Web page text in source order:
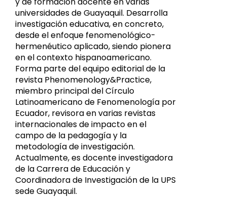
universidades de Guayaquil. Desarrolla
investigación educativa, en concreto,
desde el enfoque fenomenológico-
hermenéutico aplicado, siendo pionera
en el contexto hispanoamericano.
Forma parte del equipo editorial de la
revista Phenomenology&Practice,
miembro principal del Círculo
Latinoamericano de Fenomenología por
Ecuador, revisora en varias revistas
internacionales de impacto en el
campo de la pedagogía y la
metodología de investigación.
Actualmente, es docente investigadora
de la Carrera de Educación y
Coordinadora de Investigación de la UPS
sede Guayaquil.